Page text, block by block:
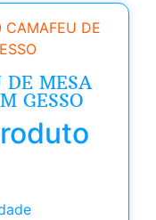
CAMAFEU DE
DE MESA
GESSO